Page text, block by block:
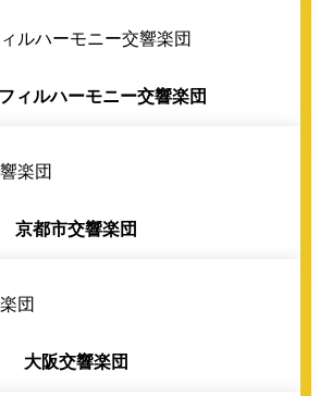
ィルハーモニー交響楽団
京都市交響楽団
大阪交響楽団